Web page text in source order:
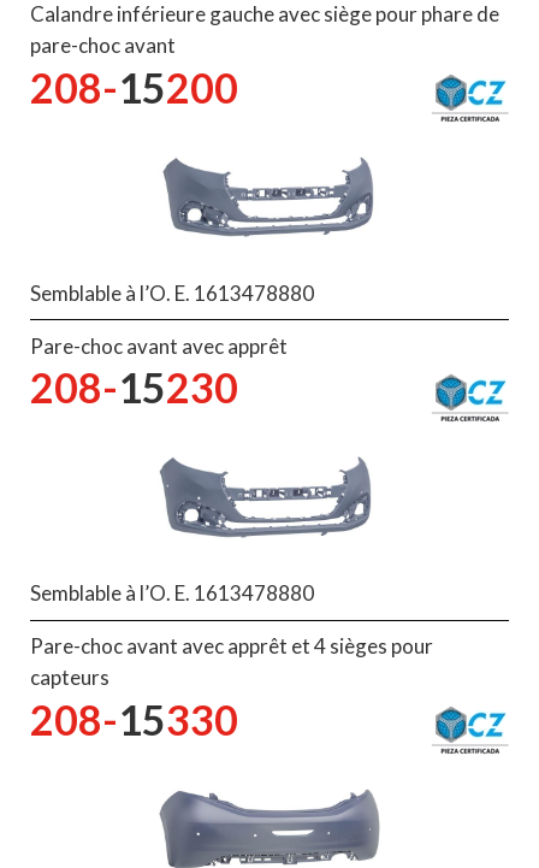
Calandre inférieure gauche avec siège pour phare de
pare-choc avant
208-15200
Semblable à l’O. E. 1613478880
Pare-choc avant avec apprêt
208-15230
Semblable à l’O. E. 1613478880
Pare-choc avant avec apprêt et 4 sièges pour
capteurs
208-15330